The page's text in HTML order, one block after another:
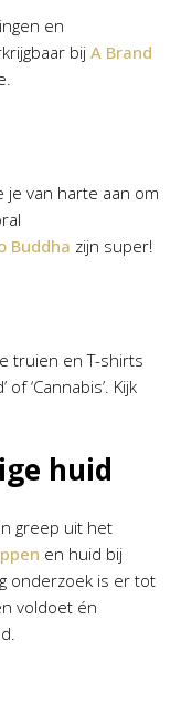
en
bij A Brand
van harte aan om
Buddha zijn super!
truien en T-shirts
‘Cannabis’. Kijk
huid
greep uit het
en huid bij
onderzoek is er tot
voldoet én